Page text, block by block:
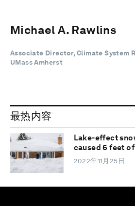
Michael A. Rawlins
Associate Director, Climate System
UMass Amherst
最热内容
Lake-effect
caused 6 feet
2022年11月25日